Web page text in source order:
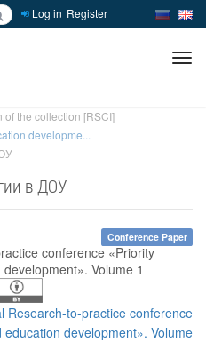
Log in Register
the collection [RSCI]
developme...
в ДОУ
Conference Paper
Research-to-practice conference
development». Volume